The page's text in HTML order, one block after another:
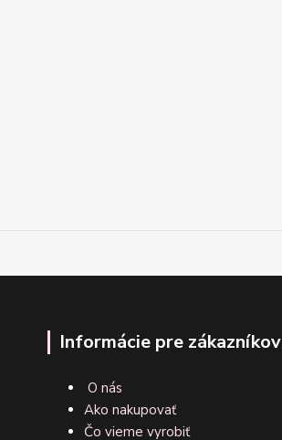
Informácie pre zákazníkov
O nás
Ako nakupovať
Čo vieme vyrobiť